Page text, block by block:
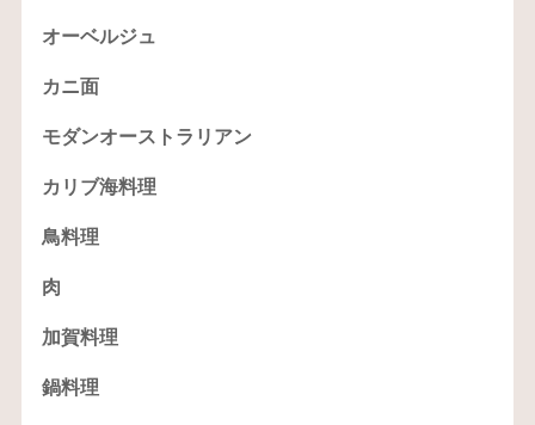
オーベルジュ
カニ面
モダンオーストラリアン
カリブ海料理
鳥料理
肉
加賀料理
鍋料理